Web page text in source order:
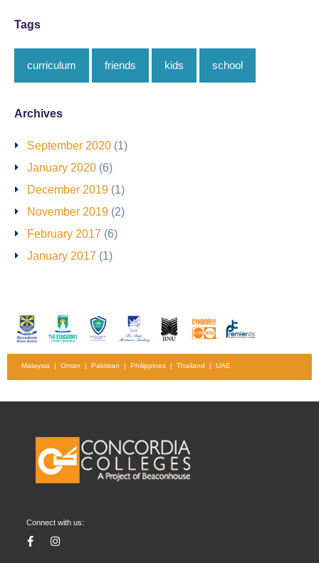
Tags
curriculum friends kids school
Archives
September 2020 (1)
January 2020 (6)
December 2019 (1)
November 2019 (2)
February 2017 (6)
January 2017 (1)
Malaysia | Oman | Pakistan | Philippines | Thailand | UAE
Connect with us: